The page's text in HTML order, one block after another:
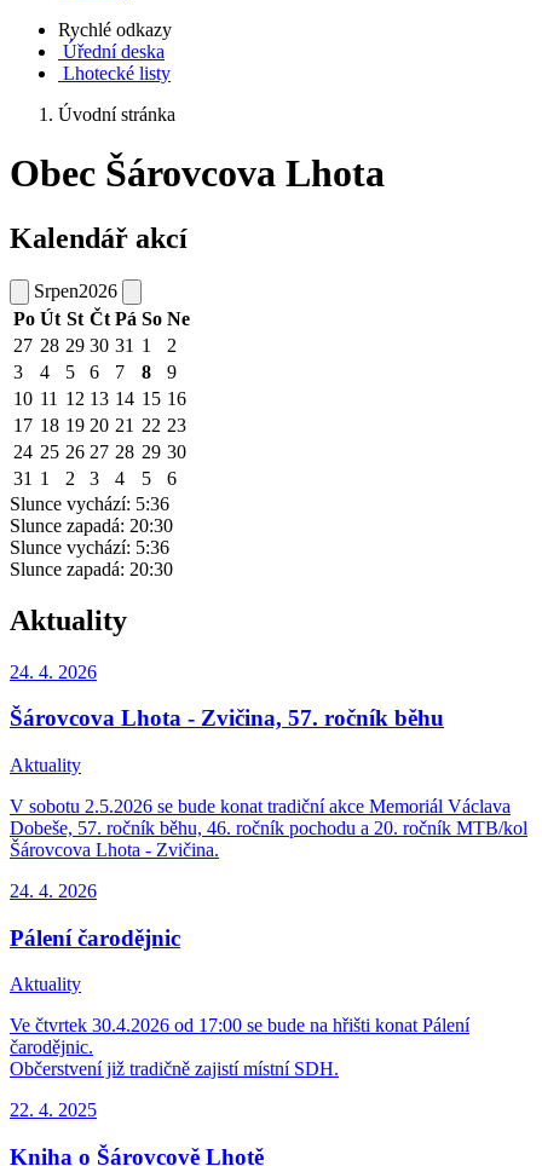
Rychlé odkazy
Úřední deska
Lhotecké listy
Úvodní stránka
Obec Šárovcova Lhota
Kalendář akcí
Srpen2026
Po Út St Čt Pá So Ne
27 28 29 30 31 1
2
3
4 5 6 7 8
9
10 11 12 13 14 15 16
17 18 19 20 21 22 23
24 25 26 27 28 29 30
31 1 2 3 4 5
6
Slunce vychází: 5:36
Slunce zapadá: 20:30
Slunce vychází: 5:36
Slunce zapadá: 20:30
Aktuality
24. 4. 2026
Šárovcova Lhota - Zvičina, 57. ročník běhu
Aktuality
V sobotu 2.5.2026 se bude konat tradiční akce Memoriál Václava
Dobeše, 57. ročník běhu, 46. ročník pochodu a 20. ročník MTB/kol
Šárovcova Lhota - Zvičina.
24. 4. 2026
Pálení čarodějnic
Aktuality
Ve čtvrtek 30.4.2026 od 17:00 se bude na hřišti konat Pálení
čarodějnic.
Občerstvení již tradičně zajistí místní SDH.
22. 4. 2025
Kniha o Šárovcově Lhotě